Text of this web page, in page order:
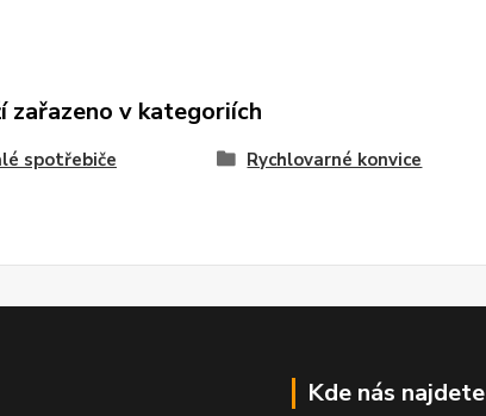
zařazeno v kategoriích
spotřebiče Rychlovarné konvice
Kde nás najdete